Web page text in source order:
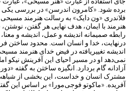
برده شود. «کامرون اندرسن» در بررسی یکی
فلاندری «ون دایک» به رسالت هنرمند مسیحی
هنرمند با ایمان، هدف نهایی هر گفتن،
رابطه صمیمانه اندیشه و عمل، اندیشه و
درنهایت، خدا و انسان است. محدود ساختن
اندیشه تغییریافته در فیض خدای هنرمند
نمی‌دهد او در مسیر احیای این آفرینش نیکو
آزادانه گام بردارد. انگیزه ساختن به گفته
مشترک انسان و خداست، این بخشی از
آفریده. «ماکوتو فوجی‌مورا» بر اساس این